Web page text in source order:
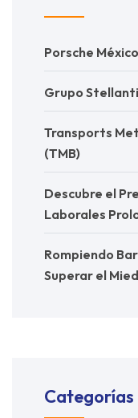
Porsche México
Grupo
Transports
(TMB)
Descubre el
Laborales
Rompiendo
Superar el
Categorías